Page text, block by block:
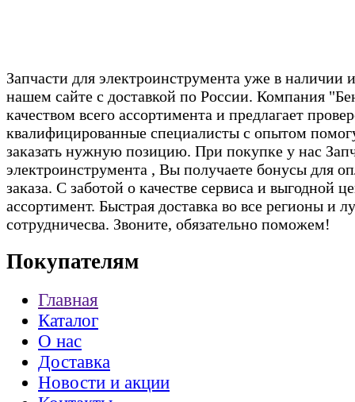
Запчасти для электроинструмента уже в наличии
нашем сайте с доставкой по России. Компания
качеством всего ассортимента и предлагает
квалифицированные специалисты с опытом
заказать нужную позицию. При покупке у нас
электроинструмента , Вы получаете бонусы для
заказа. С заботой о качестве сервиса и выгодной
ассортимент. Быстрая доставка во все регионы и
сотрудничесва. Звоните, обязательно поможем!
Покупателям
Главная
Каталог
О нас
Доставка
Новости и акции